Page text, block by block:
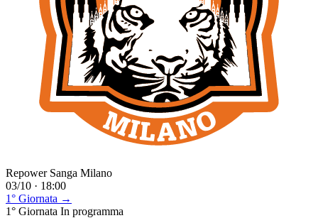
Repower Sanga Milano
03/10 · 18:00
1° Giornata →
1° Giornata In programma